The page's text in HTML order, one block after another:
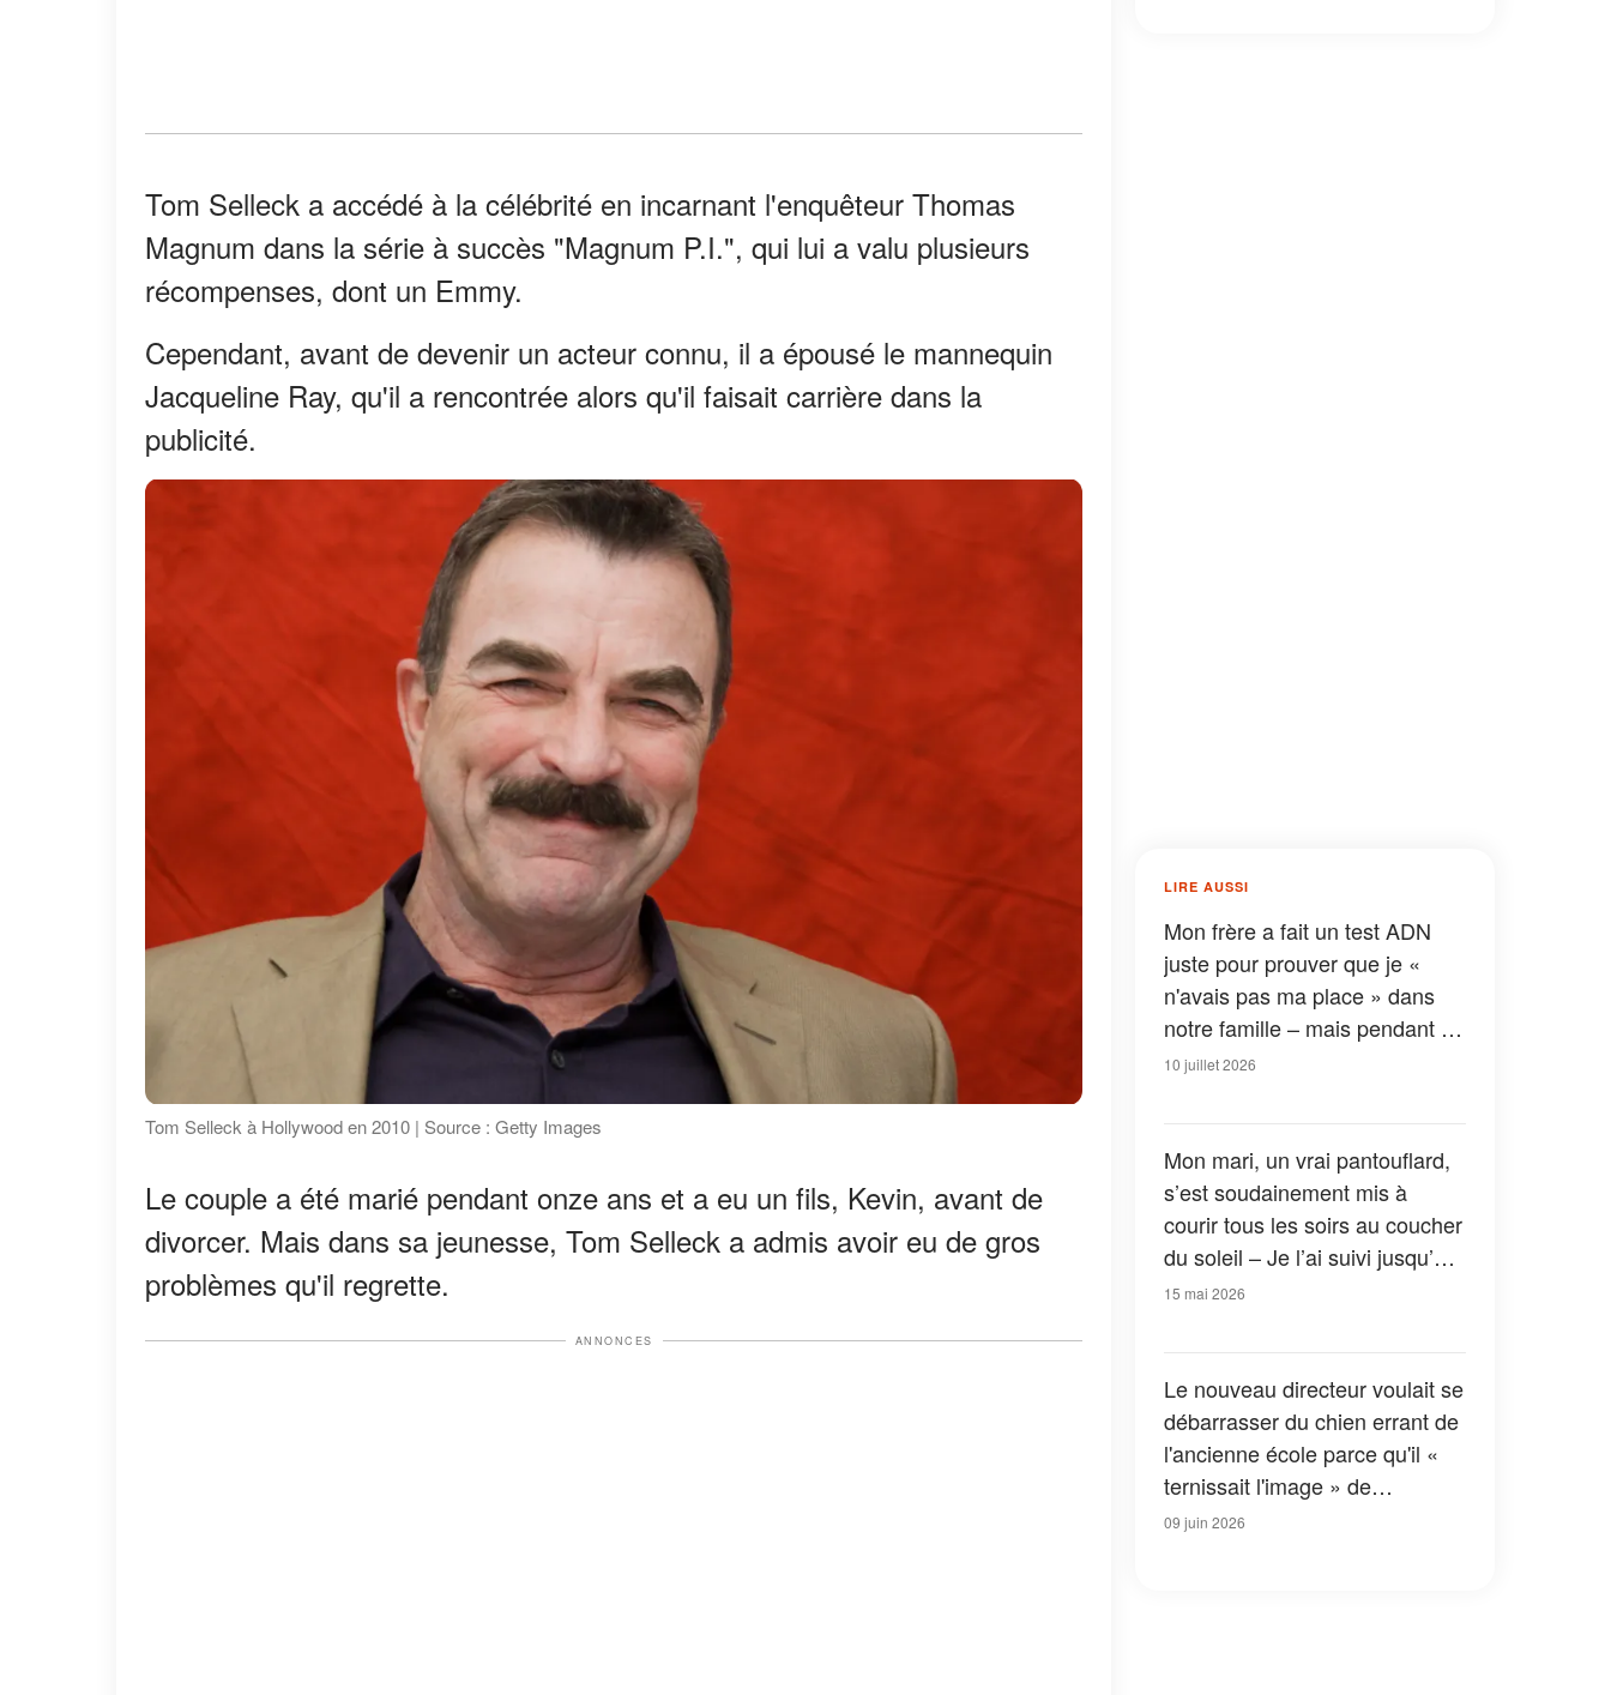
Tom Selleck a accédé à la célébrité en incarnant l'enquêteur Thomas
Magnum dans la série à succès "Magnum P.I.", qui lui a valu plusieurs
récompenses, dont un Emmy.
Cependant, avant de devenir un acteur connu, il a épousé le mannequin
Jacqueline Ray, qu'il a rencontrée alors qu'il faisait carrière dans la
publicité.
Tom Selleck à Hollywood en 2010 | Source : Getty Images
Le couple a été marié pendant onze ans et a eu un fils, Kevin, avant de
divorcer. Mais dans sa jeunesse, Tom Selleck a admis avoir eu de gros
problèmes qu'il regrette.
ANNONCES
LIRE AUSSI
Mon frère a fait un test ADN
juste pour prouver que je «
n'avais pas ma place » dans
notre famille – mais pendant la
fête, il a pâli et a révélé par
10 juillet 2026
Mon mari, un vrai pantouflard,
s’est soudainement mis à
courir tous les soirs au coucher
du soleil – Je l’ai suivi jusqu’à
une petite cabane, et mon
15 mai 2026
Le nouveau directeur voulait se
débarrasser du chien errant de
l'ancienne école parce qu'il «
ternissait l'image » de
l'établissement – Il était loin de
09 juin 2026